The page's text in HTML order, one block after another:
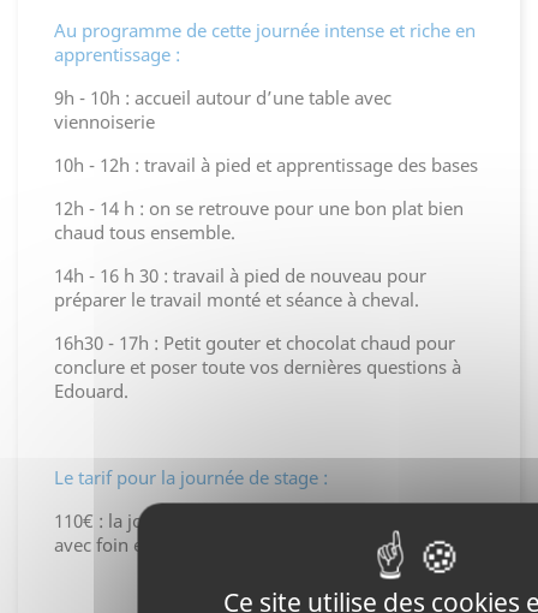
Au programme de cette journée intense et riche en
apprentissage :
9h - 10h : accueil autour d’une table avec
viennoiserie
10h - 12h : travail à pied et apprentissage des bases
12h - 14 h : on se retrouve pour une bon plat bien
chaud tous ensemble.
14h - 16 h 30 : travail à pied de nouveau pour
préparer le travail monté et séance à cheval.
16h30 - 17h : Petit gouter et chocolat chaud pour
conclure et poser toute vos dernières questions à
Edouard.
Le tarif pour la journée de stage :
110€ : la journée de stage (repas compris + box
avec foin et eau)
Ce site utilise des cookies